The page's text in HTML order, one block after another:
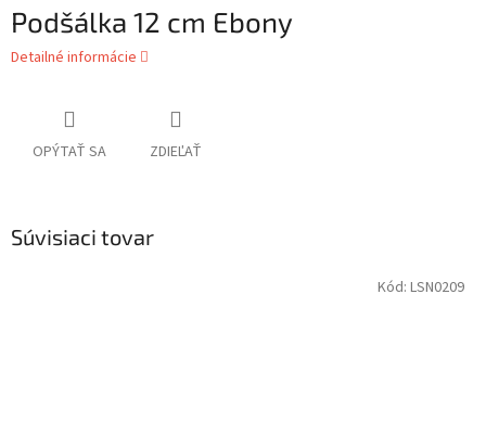
Podšálka 12 cm Ebony
Detailné informácie
OPÝTAŤ SA ZDIEĽAŤ
Súvisiaci tovar
Kód: LSN0209